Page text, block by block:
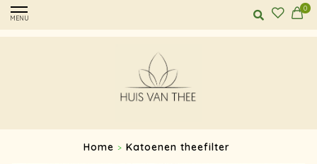
MENU
0
Home > Katoenen theefilter